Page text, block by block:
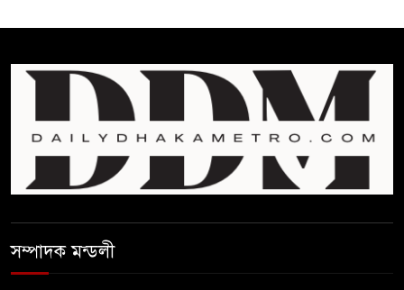
ব্যবস্থা নিবে সরকার : প্রধানমন্ত্রীর
বাংলাদেশে বিনিয়োগ ও দক্ষ শ্রমিক
নিতে আগ্রহী সৌদি আরব
ব্রাজিলের ফুটবলারকে গুলি করে
সম্পাদক মন্ডলী